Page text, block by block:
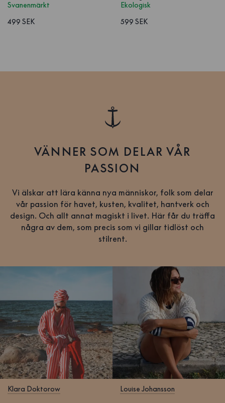
Svanenmärkt
499 SEK
Ekologisk
599 SEK
VÄNNER SOM DELAR VÅR
PASSION
Vi älskar att lära känna nya människor, folk som delar
vår passion för havet, kusten, kvalitet, hantverk och
design. Och allt annat magiskt i livet. Här får du träffa
några av dem, som precis som vi gillar tidlöst och
stilrent.
Klara Doktorow Louise Johansson